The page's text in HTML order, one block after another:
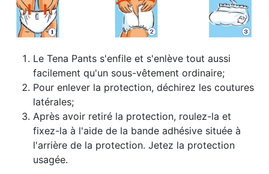
Le Tena Pants s'enfile et s'enlève tout aussi
facilement qu'un sous-vêtement ordinaire;
Pour enlever la protection, déchirez les coutures
latérales;
Après avoir retiré la protection, roulez-la et
fixez-la à l'aide de la bande adhésive située à
l'arrière de la protection. Jetez la protection
usagée.